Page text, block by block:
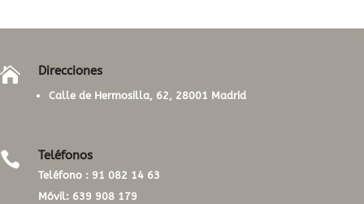
 Direcciones
Calle de Hermosilla, 62, 28001 Madrid
 Teléfonos
Teléfono : 91 082 14 63
Móvil: 639 908 179